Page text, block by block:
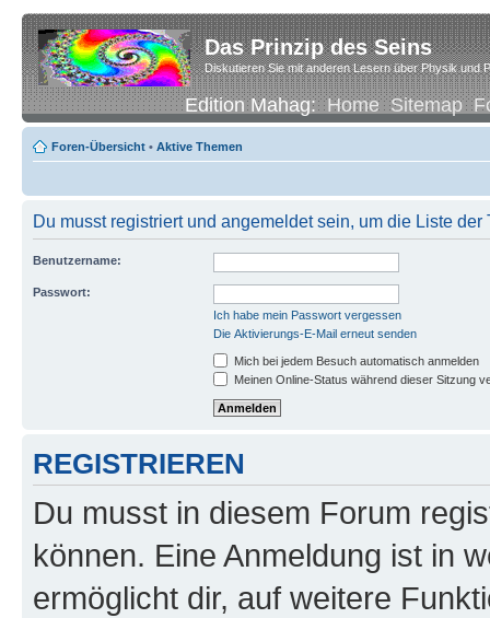
Das Prinzip des Seins
Diskutieren Sie mit anderen Lesern über Physik und
Edition Mahag:Home Sitemap
Foren-Übersicht • Aktive Themen
Du musst registriert und angemeldet sein, um die Liste
Benutzername:
Passwort:
Ich habe mein Passwort vergessen
Die Aktivierungs-E-Mail erneut senden
Mich bei jedem Besuch automatisch anmelden
Meinen Online-Status während dieser Sitzung
REGISTRIEREN
Du musst in diesem Forum
können. Eine Anmeldung ist in
ermöglicht dir, auf weitere